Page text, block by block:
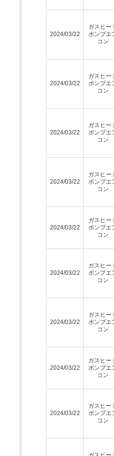
2024/03/22
ガスヒー
ポンプエ
コン
2024/03/22
ガスヒー
ポンプエ
コン
2024/03/22
ガスヒー
ポンプエ
コン
2024/03/22
ガスヒー
ポンプエ
コン
2024/03/22
ガスヒー
ポンプエ
コン
2024/03/22
ガスヒー
ポンプエ
コン
2024/03/22
ガスヒー
ポンプエ
コン
2024/03/22
ガスヒー
ポンプエ
コン
2024/03/22
ガスヒー
ポンプエ
コン